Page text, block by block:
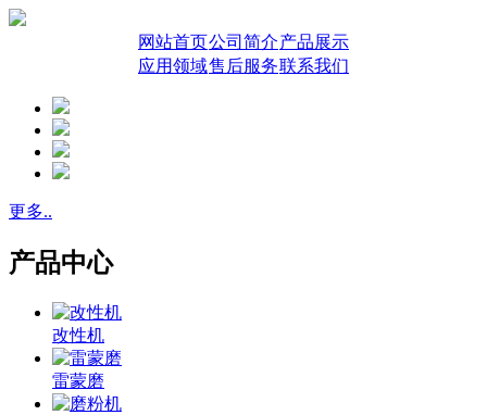
网站首页公司简介产品展示
应用领域售后服务联系我们
更多..
产品中心
改性机
雷蒙磨